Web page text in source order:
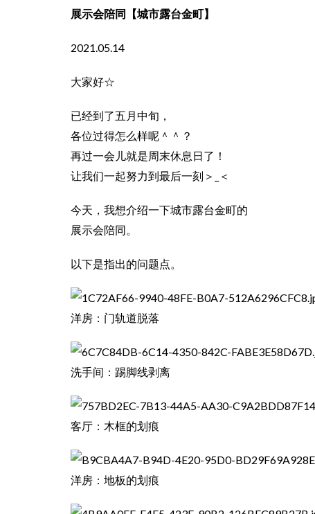
展示会陪同【城市露台金町】
2021.05.14
大家好☆
已经到了五月中旬，
各位过得怎么样呢＾＾？
再过一会儿就是周末休息日了！
让我们一起努力到最后一刻＞_＜
今天，我想介绍一下城市露台金町的
展示会陪同。
以下是指出的问题点。
洋房：门轨道脱落
洗手间：踢脚线剥离
客厅：木框的划痕
洋房：地板的划痕